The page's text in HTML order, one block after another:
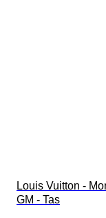
Louis Vuitton -
GM - Tas